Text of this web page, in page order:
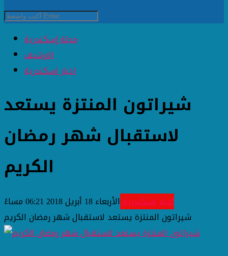
مجلة إسكندرية
الارشيف
اخبار اسكندرية
شيراتون المنتزة يستعد
لاستقبال شهر رمضان
الكريم
اخبار اسكندريةالأربعاء 18 أبريل 2018 06:21 مساءً
شيراتون المنتزة يستعد لاستقبال شهر رمضان الكريم